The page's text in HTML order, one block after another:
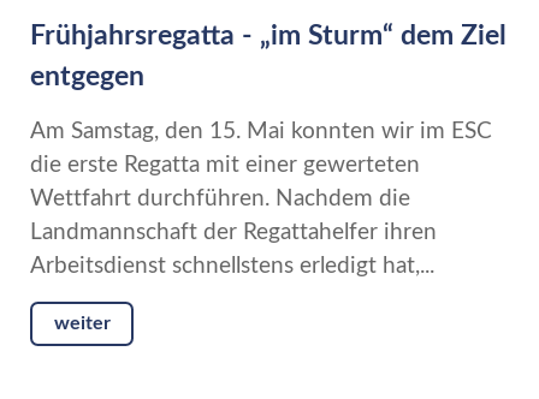
Frühjahrsregatta - „im Sturm“ dem Ziel
entgegen
Am Samstag, den 15. Mai konnten wir im ESC
die erste Regatta mit einer gewerteten
Wettfahrt durchführen. Nachdem die
Landmannschaft der Regattahelfer ihren
Arbeitsdienst schnellstens erledigt hat,...
weiter